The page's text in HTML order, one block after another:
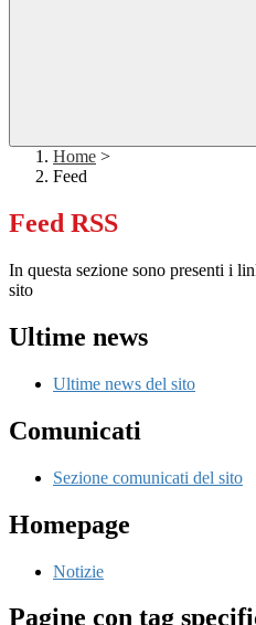
Home >
Feed
Feed RSS
In questa sezione sono presenti i
sito
Ultime news
Ultime news del sito
Comunicati
Sezione comunicati del sito
Homepage
Notizie
Pagine con tag